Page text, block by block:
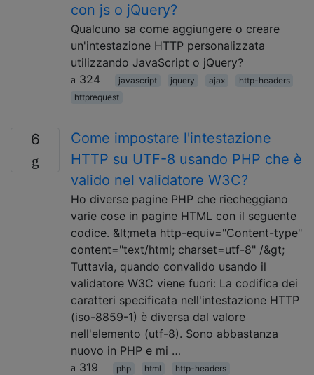
con js o jQuery?
Qualcuno sa come aggiungere o creare
un'intestazione HTTP personalizzata
utilizzando JavaScript o jQuery?
324
javascript jquery ajax
http-headers
httprequest
6
Come impostare l'intestazione
HTTP su UTF-8 usando PHP che è
valido nel validatore W3C?
Ho diverse pagine PHP che riecheggiano
varie cose in pagine HTML con il seguente
codice. &lt;meta http-equiv="Content-type"
content="text/html; charset=utf-8" /&gt;
Tuttavia, quando convalido usando il
validatore W3C viene fuori: La codifica dei
caratteri specificata nell'intestazione HTTP
(iso-8859-1) è diversa dal valore
nell'elemento (utf-8). Sono abbastanza
nuovo in PHP e mi …
319
php html http-headers